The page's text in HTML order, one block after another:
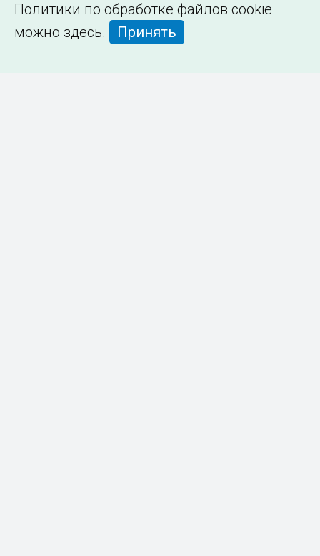
Политики по обработке файлов cookie
можно здесь. Принять